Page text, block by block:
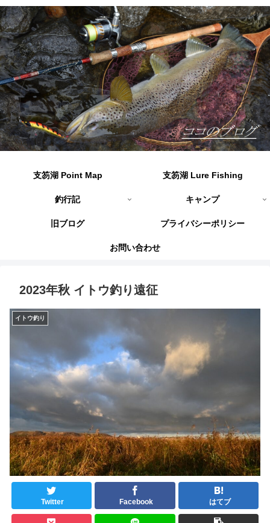
支笏湖 Point Map 支笏湖 Lure Fishing
釣行記 キャンプ
旧ブログ プライバシーポリシー
お問い合わせ
2023年秋 イトウ釣り遠征
イトウ釣り
Twitter Facebook はてブ